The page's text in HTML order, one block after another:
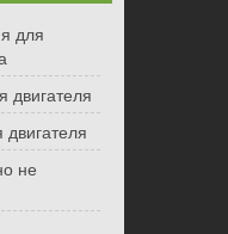
для
двигателя
не